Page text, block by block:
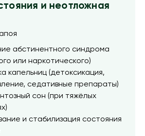
и неотложная
абстинентного синдрома
или наркотического)
капельниц (детоксикация,
седативные препараты)
сон (при тяжёлых
и стабилизация состояния